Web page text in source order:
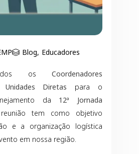
Blog, Educadores
todos os Coordenadores
Diretas para o
da 12ª Jornada
tem como objetivo
e a organização logística
em nossa região.